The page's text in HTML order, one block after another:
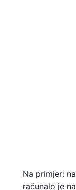
Na primjer:
računalo je